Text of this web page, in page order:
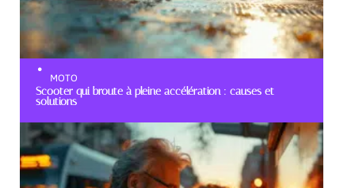
MOTO
Scooter qui broute à pleine accélération : causes et
solutions